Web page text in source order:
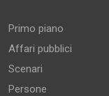
Primo piano
Affari pubblici
Scenari
Persone